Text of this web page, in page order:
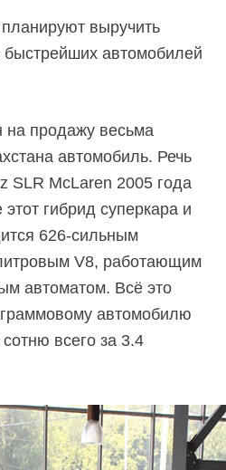
выручить
автомобилей
продажу весьма
автомобиль. Речь
SLR McLaren 2005 года
гибрид суперкара и
626-сильным
V8, работающим
автоматом. Всё это
автомобилю
всего за 3.4